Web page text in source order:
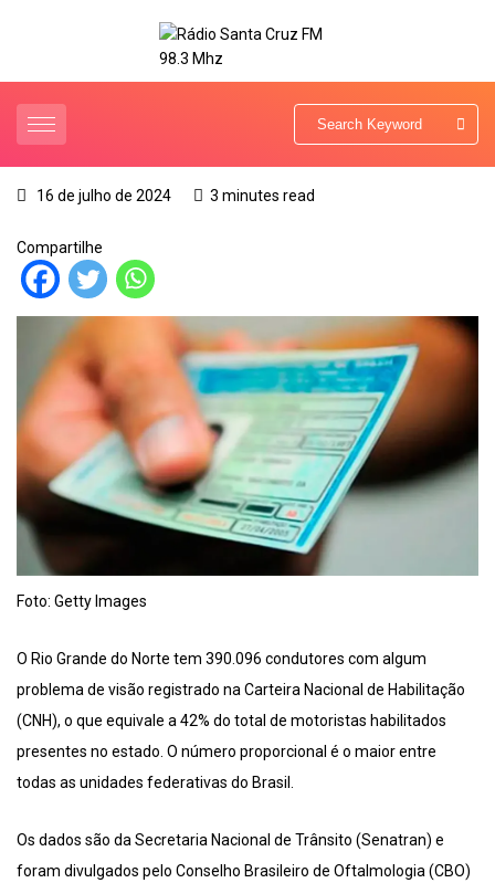
16 de julho de 2024 3 minutes read
Compartilhe
Foto: Getty Images
O Rio Grande do Norte tem 390.096 condutores com algum
problema de visão registrado na Carteira Nacional de Habilitação
(CNH), o que equivale a 42% do total de motoristas habilitados
presentes no estado. O número proporcional é o maior entre
todas as unidades federativas do Brasil.
Os dados são da Secretaria Nacional de Trânsito (Senatran) e
foram divulgados pelo Conselho Brasileiro de Oftalmologia (CBO)